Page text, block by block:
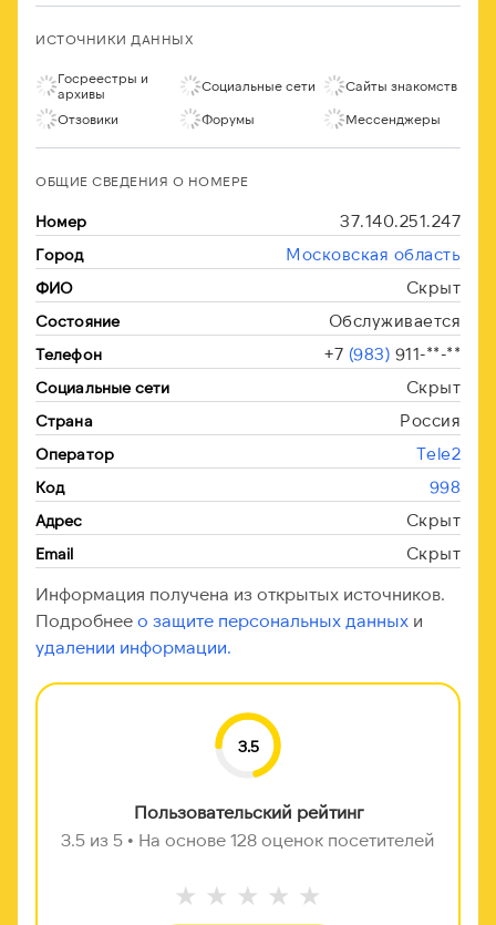
ИСТОЧНИКИ ДАННЫХ
Госреестры и
архивы
Социальные сети Сайты знакомств
Отзовики Форумы Мессенджеры
ОБЩИЕ СВЕДЕНИЯ О НОМЕРЕ
Номер 37.140.251.247
Город Московская область
ФИО Скрыт
Состояние Обслуживается
Телефон +7 (983) 911-**-**
Социальные сети Скрыт
Страна Россия
Оператор Tele2
Код 998
Адрес Скрыт
Email Скрыт
Информация получена из открытых источников.
Подробнее о защите персональных данных и
удалении информации.
3.5
Пользовательский рейтинг
3.5 из 5 • На основе 128 оценок посетителей
★ ★ ★ ★ ★